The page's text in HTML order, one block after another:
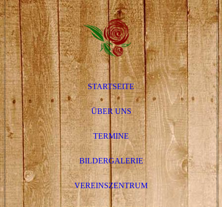
STARTSEITE
ÜBER UNS
TERMINE
BILDERGALERIE
VEREINSZENTRUM